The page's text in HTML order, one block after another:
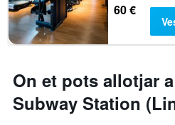
60 €
On et pots allotjar
Subway Station